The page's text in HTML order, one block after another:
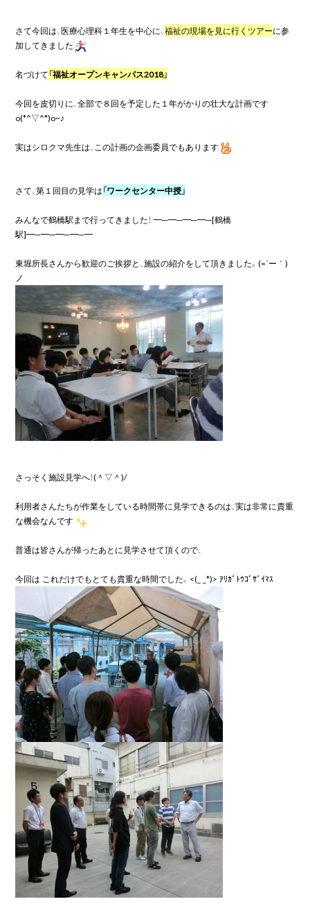
さて今回は、医療心理科１年生を中心に、福祉の現場を見に行くツアーに参
加してきました
名づけて
今回を皮切りに、全部で８回を予定した１年がかりの壮大な計画です
o(*^▽^*)o~♪
実はシロクマ先生は、この計画の企画委員でもあります
さて、第１回目の見学は
みんなで鶴橋駅まで行ってきました！ ━─━─━─━─[鶴橋
駅]━─━─━─━─━
東堀所長さんから歓迎のご挨拶と、施設の紹介をして頂きました。(=´ー｀)
さっそく施設見学へ！(＾▽＾)/
利用者さんたちが作業をしている時間帯に見学できるのは、実は非常に貴重
な機会なんです
普通は皆さんが帰ったあとに見学させて頂くので、